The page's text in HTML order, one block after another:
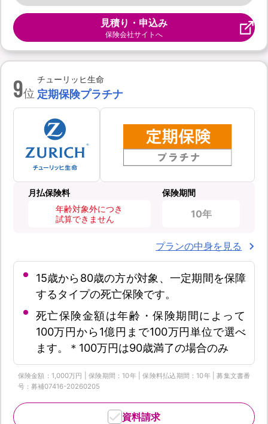
見積り・申込み
保険会社サイトへ
9位
チューリッヒ生命
定期保険プラチナ
月払保険料
年齢対象外につき
試算できません
保険期間
10年
プランの中身を見る
15歳から80歳の方が対象、一定期間を保障
するタイプの死亡保険です。
死亡保険金額は年齢・保険期間によって
100万円から1億円まで100万円単位で選べ
ます。＊100万円は90歳満了の場合のみ
保険金額：1,000万円 | 保険期間：10年 | 保険料払込期間：10年 | 募集文書番
号：募補07416-20260205
資料請求